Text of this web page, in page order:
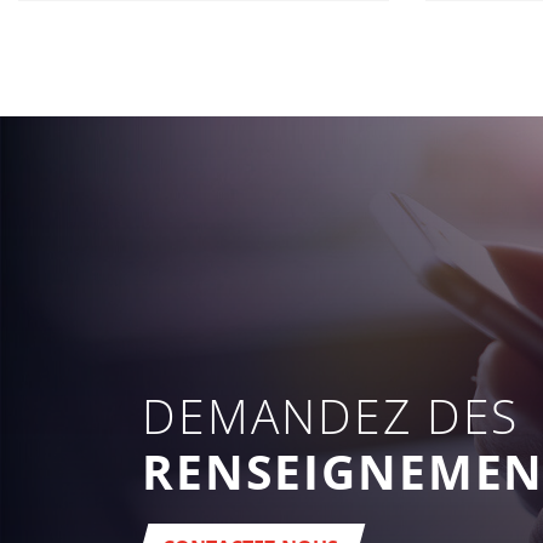
DEMANDEZ DES